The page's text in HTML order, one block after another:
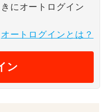
にオートログイン
オートログインとは？
ン